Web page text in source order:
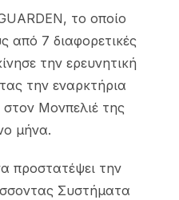
το οποίο
από 7 διαφορετικές
την ερευνητική
την εναρκτήρια
Μονπελιέ της
μήνα.
προστατέψει την
Συστήματα